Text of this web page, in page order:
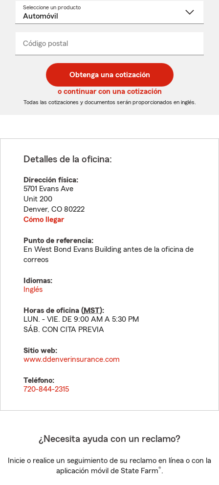
Seleccione un producto
desplegable
Código postal
de
5
dígitos
de
5
dígitos
_____
Obtenga una cotización
o continuar con una cotización
Todas las cotizaciones y documentos serán proporcionados en inglés.
Detalles de la oficina:
Dirección física:
5701 Evans Ave
Unit 200
Denver, CO 80222
Cómo llegar
Punto de referencia:
En West Bond Evans Building antes de la oficina de
correos
Idiomas:
Inglés
Horas de oficina (MST):
LUN. - VIE. DE 9:00 AM A 5:30 PM
SÁB. CON CITA PREVIA
Sitio web:
www.ddenverinsurance.com
Teléfono:
720-844-2315
¿Necesita ayuda con un reclamo?
Inicie o realice un seguimiento de su reclamo en línea o con la
aplicación móvil de State Farm®.